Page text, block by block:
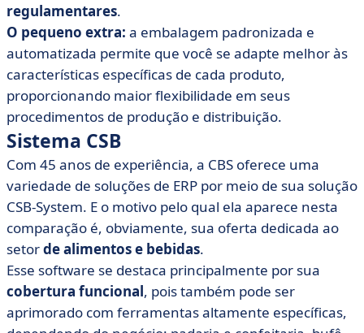
regulamentares.
O pequeno extra: a embalagem padronizada e
automatizada permite que você se adapte melhor às
características específicas de cada produto,
proporcionando maior flexibilidade em seus
procedimentos de produção e distribuição.
Sistema CSB
Com 45 anos de experiência, a CBS oferece uma
variedade de soluções de ERP por meio de sua solução
CSB-System. E o motivo pelo qual ela aparece nesta
comparação é, obviamente, sua oferta dedicada ao
setorde alimentos e bebidas.
Esse software se destaca principalmente por sua
cobertura funcional, pois também pode ser
aprimorado com ferramentas altamente específicas,